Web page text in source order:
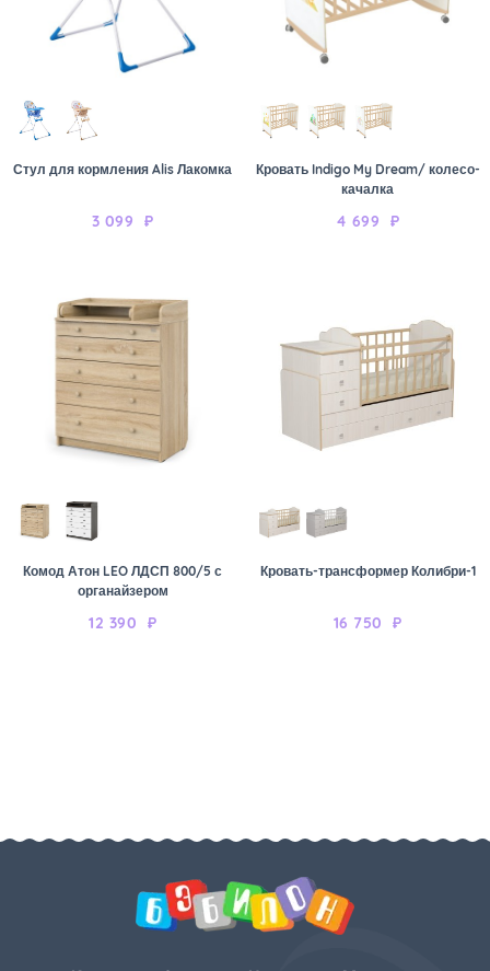
Стул для кормления Alis Лакомка
3 099 ₽
Кровать Indigo My Dream/ колесо-
качалка
4 699 ₽
Комод Атон LEO ЛДСП 800/5 с
органайзером
12 390 ₽
Кровать-трансформер Колибри-1
16 750 ₽